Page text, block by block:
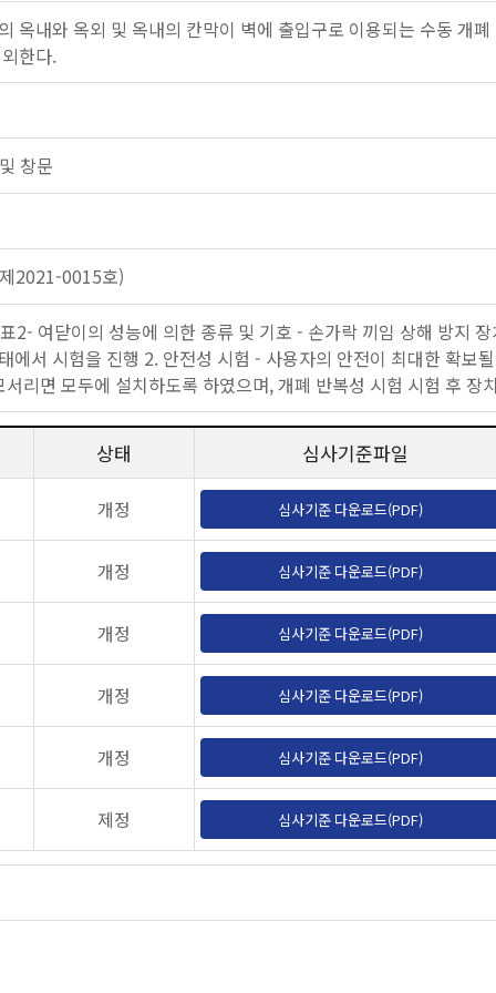
옥내와 옥외 및 옥내의 칸막이 벽에 출입구로 이용되는 수동 개
한다.
창문
2021-0015호)
2- 여닫이의 성능에 의한 종류 및 기호 - 손가락 끼임 상해 방지
에서 시험을 진행 2. 안전성 시험 - 사용자의 안전이 최대한 확보
리면 모두에 설치하도록 하였으며, 개폐 반복성 시험 시험 후 장
상태 심사기준파일
개정 심사기준 다운로드(PDF)
개정 심사기준 다운로드(PDF)
개정 심사기준 다운로드(PDF)
개정 심사기준 다운로드(PDF)
개정 심사기준 다운로드(PDF)
제정 심사기준 다운로드(PDF)